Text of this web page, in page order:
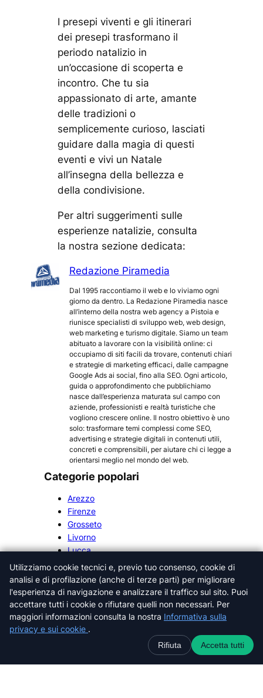
I presepi viventi e gli itinerari
dei presepi trasformano il
periodo natalizio in
un’occasione di scoperta e
incontro. Che tu sia
appassionato di arte, amante
delle tradizioni o
semplicemente curioso, lasciati
guidare dalla magia di questi
eventi e vivi un Natale
all’insegna della bellezza e
della condivisione.
Per altri suggerimenti sulle
esperienze natalizie, consulta
la nostra sezione dedicata:
Redazione Piramedia
Dal 1995 raccontiamo il web e lo viviamo ogni
giorno da dentro. La Redazione Piramedia nasce
all’interno della nostra web agency a Pistoia e
riunisce specialisti di sviluppo web, web design,
web marketing e turismo digitale. Siamo un team
abituato a lavorare con la visibilità online: ci
occupiamo di siti facili da trovare, contenuti chiari
e strategie di marketing efficaci, dalle campagne
Google Ads ai social, fino alla SEO. Ogni articolo,
guida o approfondimento che pubblichiamo
nasce dall’esperienza maturata sul campo con
aziende, professionisti e realtà turistiche che
vogliono crescere online. Il nostro obiettivo è uno
solo: trasformare temi complessi come SEO,
advertising e strategie digitali in contenuti utili,
concreti e comprensibili, per aiutare chi ci legge a
orientarsi meglio nel mondo del web.
Categorie popolari
Arezzo
Firenze
Grosseto
Livorno
Lucca
Massa-Carrara
Pisa
Pistoia
Prato
Siena
Utilizziamo cookie tecnici e, previo tuo consenso, cookie di
analisi e di profilazione (anche di terze parti) per migliorare
l'esperienza di navigazione e analizzare il traffico sul sito. Puoi
accettare tutti i cookie o rifiutare quelli non necessari. Per
maggiori informazioni consulta la nostra Informativa sulla
privacy e sui cookie .
Rifiuta Accetta tutti